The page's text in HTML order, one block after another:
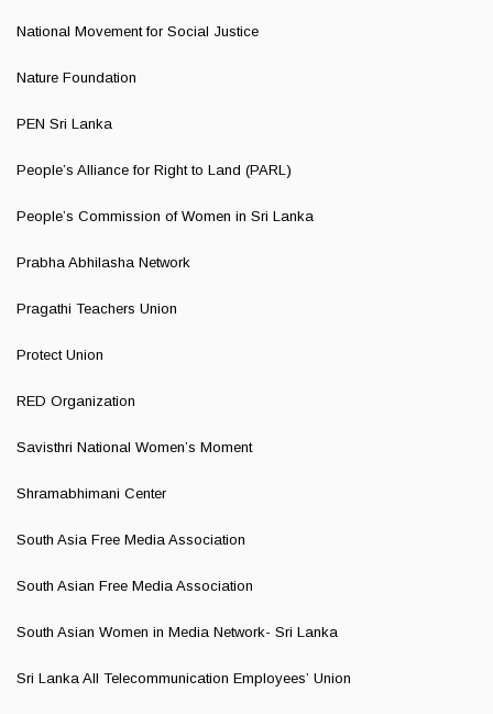
National Movement for Social Justice
Nature Foundation
PEN Sri Lanka
People’s Alliance for Right to Land (PARL)
People’s Commission of Women in Sri Lanka
Prabha Abhilasha Network
Pragathi Teachers Union
Protect Union
RED Organization
Savisthri National Women’s Moment
Shramabhimani Center
South Asia Free Media Association
South Asian Free Media Association
South Asian Women in Media Network- Sri Lanka
Sri Lanka All Telecommunication Employees’ Union